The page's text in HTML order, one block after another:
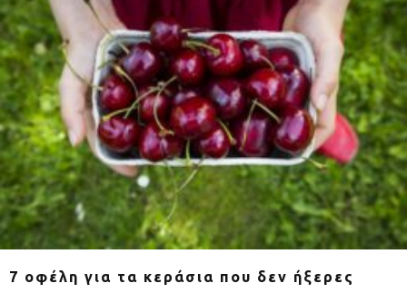
7 οφέλη για τα κεράσια που δεν ήξερες